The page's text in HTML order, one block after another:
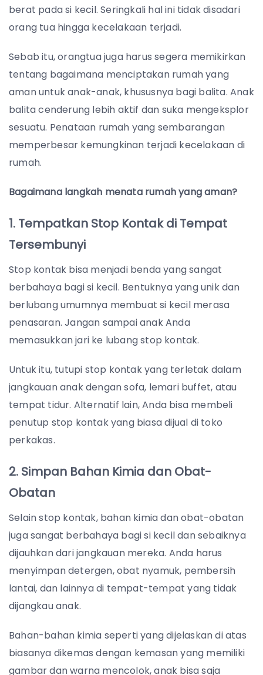
berat pada si kecil. Seringkali hal ini tidak disadari
orang tua hingga kecelakaan terjadi.
Sebab itu, orangtua juga harus segera memikirkan
tentang bagaimana menciptakan rumah yang
aman untuk anak-anak, khususnya bagi balita. Anak
balita cenderung lebih aktif dan suka mengeksplor
sesuatu. Penataan rumah yang sembarangan
memperbesar kemungkinan terjadi kecelakaan di
rumah.
Bagaimana langkah menata rumah yang aman?
1. Tempatkan Stop Kontak di Tempat
Tersembunyi
Stop kontak bisa menjadi benda yang sangat
berbahaya bagi si kecil. Bentuknya yang unik dan
berlubang umumnya membuat si kecil merasa
penasaran. Jangan sampai anak Anda
memasukkan jari ke lubang stop kontak.
Untuk itu, tutupi stop kontak yang terletak dalam
jangkauan anak dengan sofa, lemari buffet, atau
tempat tidur. Alternatif lain, Anda bisa membeli
penutup stop kontak yang biasa dijual di toko
perkakas.
2. Simpan Bahan Kimia dan Obat-
Obatan
Selain stop kontak, bahan kimia dan obat-obatan
juga sangat berbahaya bagi si kecil dan sebaiknya
dijauhkan dari jangkauan mereka. Anda harus
menyimpan detergen, obat nyamuk, pembersih
lantai, dan lainnya di tempat-tempat yang tidak
dijangkau anak.
Bahan-bahan kimia seperti yang dijelaskan di atas
biasanya dikemas dengan kemasan yang memiliki
gambar dan warna mencolok, anak bisa saja